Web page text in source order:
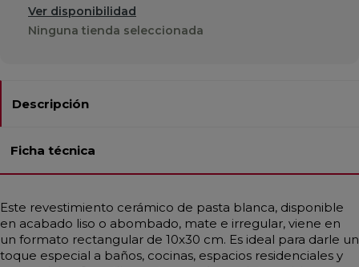
Ver disponibilidad
Ninguna tienda seleccionada
Descripción
Ficha técnica
Este revestimiento cerámico de pasta blanca, disponible
en acabado liso o abombado, mate e irregular, viene en
un formato rectangular de 10x30 cm. Es ideal para darle un
toque especial a baños, cocinas, espacios residenciales y